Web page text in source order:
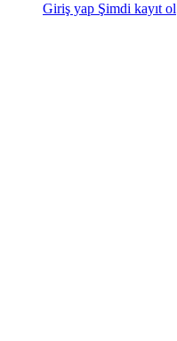
Giriş yap Şimdi kayıt ol